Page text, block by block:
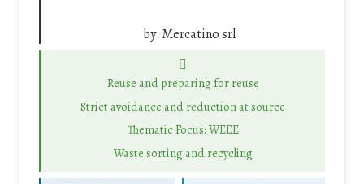
by: Mercatino srl
Reuse and preparing for reuse
Strict avoidance and reduction at source
Thematic Focus: WEEE
Waste sorting and recycling